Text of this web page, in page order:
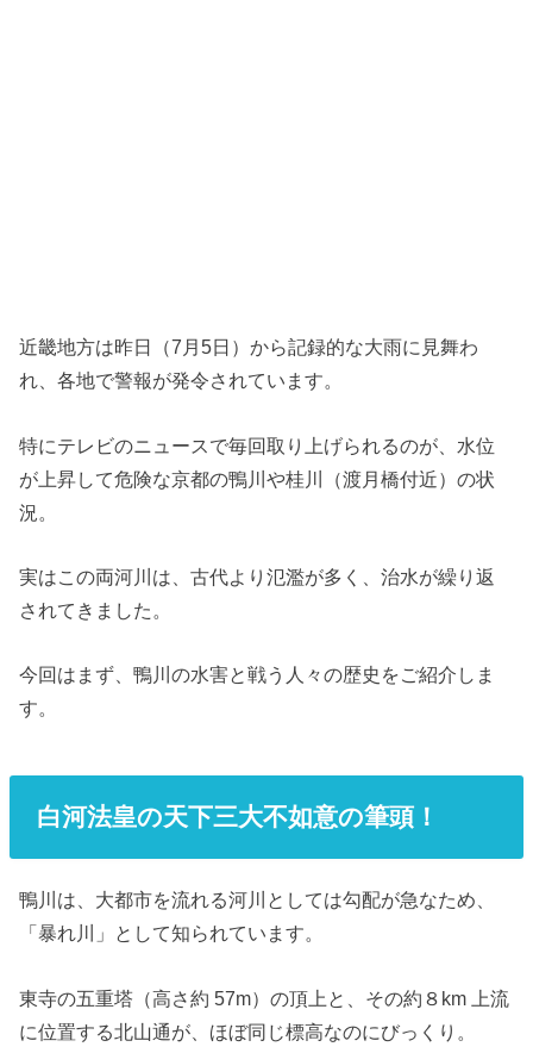
近畿地方は昨日（7月5日）から記録的な大雨に見舞わ
れ、各地で警報が発令されています。
特にテレビのニュースで毎回取り上げられるのが、水位
が上昇して危険な京都の鴨川や桂川（渡月橋付近）の状
況。
実はこの両河川は、古代より氾濫が多く、治水が繰り返
されてきました。
今回はまず、鴨川の水害と戦う人々の歴史をご紹介しま
す。
白河法皇の天下三大不如意の筆頭！
鴨川は、大都市を流れる河川としては勾配が急なため、
「暴れ川」として知られています。
東寺の五重塔（高さ約 57m）の頂上と、その約８km 上流
に位置する北山通が、ほぼ同じ標高なのにびっくり。